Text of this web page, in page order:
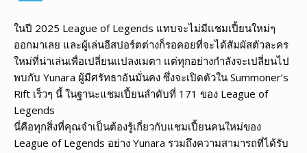
ในปี 2025 League of Legends แทบจะไม่มีแชมเปี้ยนใหม่ๆ
ออกมาเลย และผู้เล่นอีสปอร์ตต่างก็รอคอยที่จะได้สัมผัสตัวละคร
ใหม่ที่น่าเล่นเพื่อเปลี่ยนแปลงเมตา แต่ทุกอย่างกำลังจะเปลี่ยนไป
พบกับ Yunara ผู้มีศรัทธาอันมั่นคง ซึ่งจะเปิดตัวใน Summoner’s
Rift เร็วๆ นี้ ในฐานะแชมเปี้ยนลำดับที่ 171 ของ League of
Legends
นี่คือทุกสิ่งที่คุณจำเป็นต้องรู้เกี่ยวกับแชมเปี้ยนคนใหม่ของ
League of Legends อย่าง Yunara รวมถึงความสามารถที่ได้รับ